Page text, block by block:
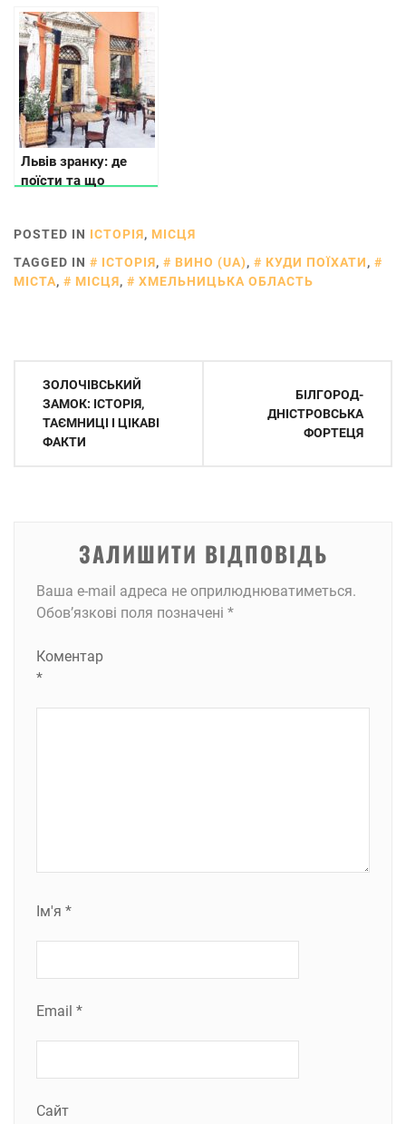
на Різдво
Львів зранку: де
поїсти та що
POSTED IN ІСТОРІЯ, МІСЦЯ
TAGGED IN
ІСТОРІЯ, ВИНО (UA), КУДИ ПОЇХАТИ,
МІСТА, МІСЦЯ, ХМЕЛЬНИЦЬКА ОБЛАСТЬ
Навігація
записів
ЗОЛОЧІВСЬКИЙ
ЗАМОК: ІСТОРІЯ,
ТАЄМНИЦІ І ЦІКАВІ
ФАКТИ
БІЛГОРОД-
ДНІСТРОВСЬКА
ФОРТЕЦЯ
ЗАЛИШИТИ ВІДПОВІДЬ
Ваша e-mail адреса не оприлюднюватиметься.
Обов’язкові поля позначені *
Коментар
*
Ім'я *
Email *
Сайт